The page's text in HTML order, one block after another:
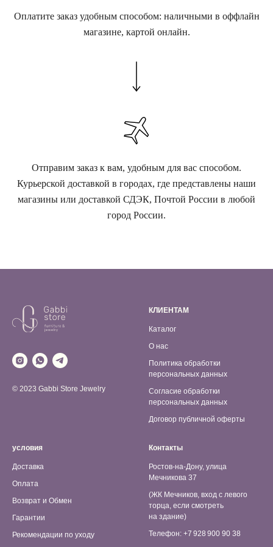
Оплатите заказ удобным способом: наличными в оффлайн
магазине, картой онлайн.
Отправим заказ к вам, удобным для вас способом.
Курьерской доставкой в городах, где представлены наши
магазины или доставкой СДЭК, Почтой России в любой
город России.
© 2023 Gabbi Store Jewelry
КЛИЕНТАМ
Каталог
О нас
Политика обработки
персональных данных
Согласие обработки
персональных данных
Договор публичной оферты
условия
Доставка
Оплата
Возврат и Обмен
Гарантии
Рекомендации по уходу
Контакты
Ростов-на-Дону, улица
Мечникова 37
(ЖК Мечников, вход с левого
торца, если смотреть
на здание)
Телефон: +7 928 900 90 38